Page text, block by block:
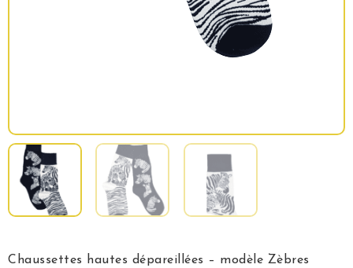
Chaussettes hautes dépareillées – modèle Zèbres